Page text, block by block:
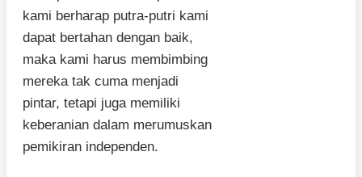
kami berharap putra-putri kami
dapat bertahan dengan baik,
maka kami harus membimbing
mereka tak cuma menjadi
pintar, tetapi juga memiliki
keberanian dalam merumuskan
pemikiran independen.